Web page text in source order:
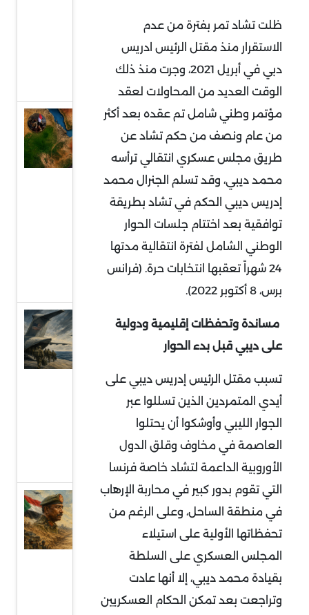
ظلت تشاد تمر بفترة من عدم
الاستقرار منذ مقتل الرئيس ادريس
دبي في أبريل 2021، وجرت منذ ذلك
الوقت العديد من المحاولات لعقد
مؤتمر وطني شامل تم عقده بعد أكثر
من عام ونصف من حكم تشاد عن
طريق مجلس عسكري انتقالي ترأسه
محمد ديبي، وقد تسلم الجنرال محمد
إدريس ديبي الحكم في تشاد بطريقة
توافقية بعد اختتام جلسات الحوار
الوطني الشامل لفترة انتقالية مدتها
24 شهراً تعقبها انتخابات حرة. (فرانس
برس، 8 أكتوبر 2022).
مساندة وتحفظات إقليمية ودولية
على ديبي قبل بدء الحوار
تسبب مقتل الرئيس إدريس ديبي على
أيدي المتمردين الذين تسللوا عبر
الجوار الليبي وأوشكوا أن يحتلوا
العاصمة في مخاوف وقلق الدول
الأوروبية الداعمة لتشاد خاصة فرنسا
التي تقوم بدور كبير في محاربة الإرهاب
في منطقة الساحل، وعلى الرغم من
تحفظاتها الأولية على استيلاء
المجلس العسكري على السلطة
بقيادة محمد ديبي، إلا أنها عادت
وتراجعت بعد تمكن الحكام العسكريين
أجل
البقاء
السودان
في قلب
التمدد
الإيراني:
معركة
النفوذ
على
البحر
قراءة
سحب
قوات
من
أوروبا
السودان
وإثيوبيا:
مواجهة
جديدة
في